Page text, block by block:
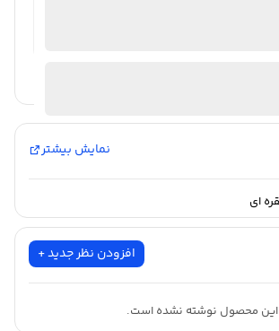
دارید؟
نمایش بیشتر
ای
افزودن نظر جدید +
این محصول نوشته نشده است.